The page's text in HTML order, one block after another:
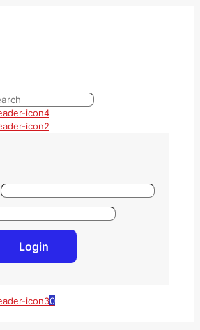
Login
0